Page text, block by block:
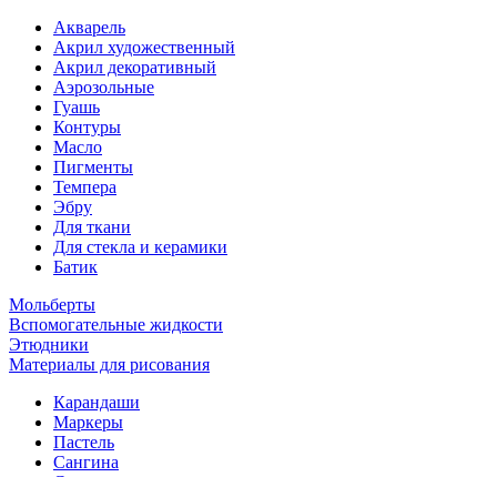
Акварель
Акрил художественный
Акрил декоративный
Аэрозольные
Гуашь
Контуры
Масло
Пигменты
Темпера
Эбру
Для ткани
Для стекла и керамики
Батик
Мольберты
Вспомогательные жидкости
Этюдники
Материалы для рисования
Карандаши
Маркеры
Пастель
Сангина